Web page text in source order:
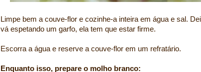
Limpe bem a couve-flor e cozinhe-a inteira em água e sal.
vá espetando um garfo, ela tem que estar firme.
Escorra a água e reserve a couve-flor em um refratário.
Enquanto isso, prepare o molho branco: